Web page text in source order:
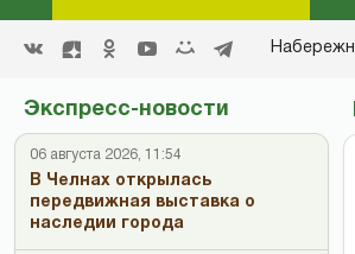
Экспресс-новости
06 августа 2026, 11:54
В Челнах открылась
передвижная выставка о
наследии города